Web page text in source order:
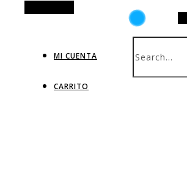
MI CUENTA
CARRITO